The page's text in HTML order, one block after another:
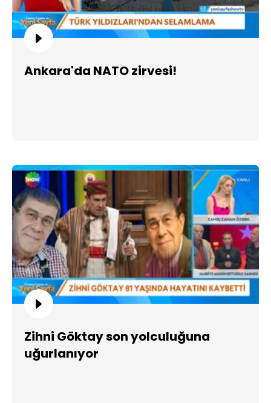
Ankara'da NATO zirvesi!
Zihni Göktay son yolculuğuna
uğurlanıyor